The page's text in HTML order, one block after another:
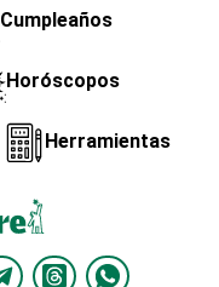
Cumpleaños
Horóscopos
Herramientas